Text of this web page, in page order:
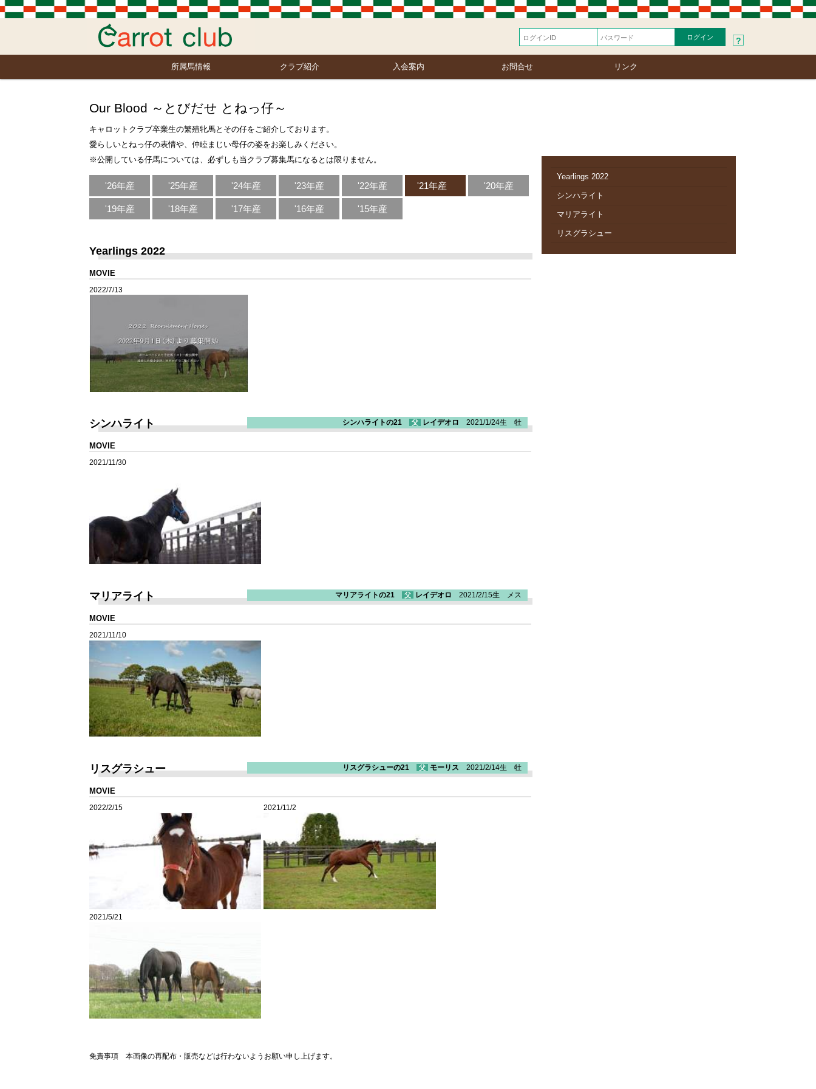
?
所属馬情報 クラブ紹介 入会案内 お問合せ リンク
Our Blood ～とびだせ とねっ仔～
キャロットクラブ卒業生の繁殖牝馬とその仔をご紹介しております。
愛らしいとねっ仔の表情や、仲睦まじい母仔の姿をお楽しみください。
※公開している仔馬については、必ずしも当クラブ募集馬になるとは限りません。
'26年産 '25年産 '24年産 '23年産 '22年産 '21年産 '20年産
'19年産 '18年産 '17年産 '16年産 '15年産
Yearlings 2022
MOVIE
2022/7/13
シンハライト シンハライトの21 父 レイデオロ 2021/1/24生 牡
MOVIE
2021/11/30
マリアライト マリアライトの21 父 レイデオロ 2021/2/15生 メス
MOVIE
2021/11/10
リスグラシュー リスグラシューの21 父 モーリス 2021/2/14生 牡
MOVIE
2022/2/15 2021/11/2
2021/5/21
免責事項 本画像の再配布・販売などは行わないようお願い申し上げます。
Yearlings 2022
シンハライト
マリアライト
リスグラシュー